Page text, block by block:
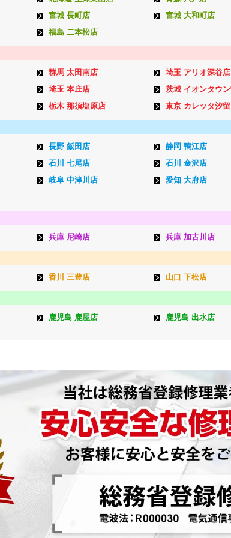
宮城 長町店
宮城 大和町店
福島 二本松店
群馬 太田南店
埼玉 アリオ深谷店
埼玉 本庄店
茨城 イオンタウ
栃木 那須塩原店 東京 カレッタ汐
長野 飯田店
静岡 鴨江店
石川 七尾店
石川 金沢店
岐阜 中津川店
愛知 大府店
兵庫 尼崎店 兵庫 加古川店
香川 三豊店 山口 下松店
鹿児島 鹿屋店 鹿児島 出水店